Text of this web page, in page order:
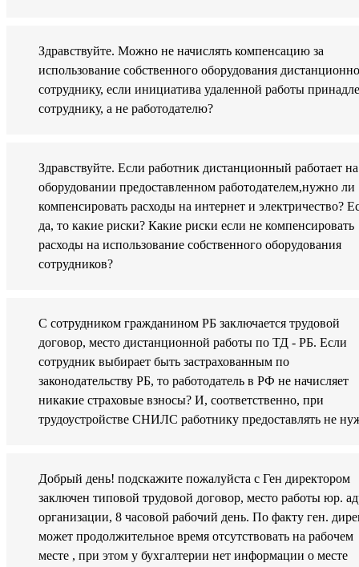
Здравствуйте. Можно не начислять компенсацию за
использование собственного оборудования
сотруднику, если инициатива удаленной работы
сотруднику, а не работодателю?
Здравствуйте. Если работник дистанционный работает на
оборудовании предоставленном работодателем,нужно ли
компенсировать расходы на интернет и электричество?
да, то какие риски? Какие риски если не компенсировать
расходы на использование собственного оборудования
сотрудников?
С сотрудником гражданином РБ заключается трудовой
договор, место дистанционной работы по ТД - РБ. Если
сотрудник выбирает быть застрахованным по
законодательству РБ, то работодатель в РФ не начисляет
никакие страховые взносы? И, соответственно, при
трудоустройстве СНИЛС работнику предоставлять не
Добрый день! подскажите пожалуйста с Ген директором
заключен типовой трудовой договор, место работы юр.
организации, 8 часовой рабочий день. По факту ген.
может продолжительное время отсутствовать на рабочем
месте , при этом у бухгалтерии нет информации о месте